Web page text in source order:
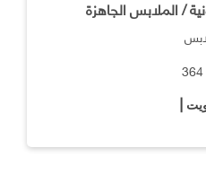
/ الملابس الجاهزة
|